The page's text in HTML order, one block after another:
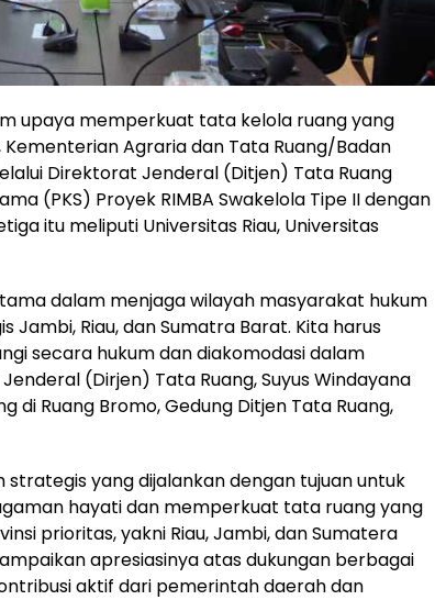
upaya memperkuat tata kelola ruang yang
Agraria dan Tata Ruang/Badan
Direktorat Jenderal (Ditjen) Tata Ruang
(PKS) Proyek RIMBA Swakelola Tipe II dengan
itu meliputi Universitas Riau, Universitas
dalam menjaga wilayah masyarakat hukum
Jambi, Riau, dan Sumatra Barat. Kita harus
secara hukum dan diakomodasi dalam
(Dirjen) Tata Ruang, Suyus Windayana
Ruang Bromo, Gedung Ditjen Tata Ruang,
strategis yang dijalankan dengan tujuan untuk
hayati dan memperkuat tata ruang yang
prioritas, yakni Riau, Jambi, dan Sumatera
apresiasinya atas dukungan berbagai
aktif dari pemerintah daerah dan